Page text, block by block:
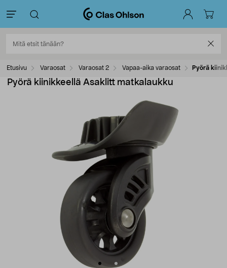
Etusivu Varaosat Varaosat 2 Vapaa-aika varaosat Pyörä
Pyörä kiinikkeellä Asaklitt matkalaukku